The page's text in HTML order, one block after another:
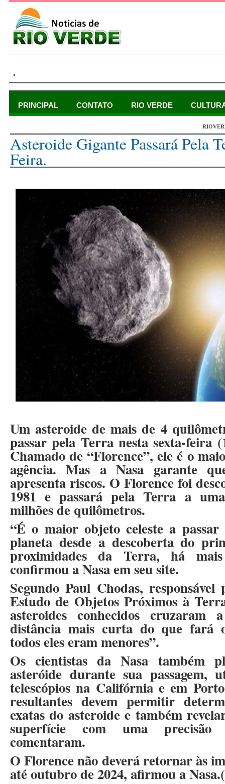
.
PRINCIPAL CONTATO RIO VERDE
Asteroide Gigante Passará Pela
Feira.
Um asteroide de mais de 4
passar pela Terra nesta sexta-feira
Chamado de “Florence”, ele é o
agência. Mas a Nasa garante
apresenta riscos. O Florence foi
1981 e passará pela Terra a
milhões de quilômetros.
“É o maior objeto celeste a
planeta desde a descoberta do
proximidades da Terra, há
confirmou a Nasa em seu site.
Segundo Paul Chodas,
Estudo de Objetos Próximos à
asteroides conhecidos
distância mais curta do que fará
todos eles eram menores”.
Os cientistas da Nasa também
asteróide durante sua passagem,
telescópios na Califórnia e em
resultantes devem permitir
exatas do asteroide e também
superfície com uma
comentaram.
O Florence não deverá retornar às
até outubro de 2024, afirmou a